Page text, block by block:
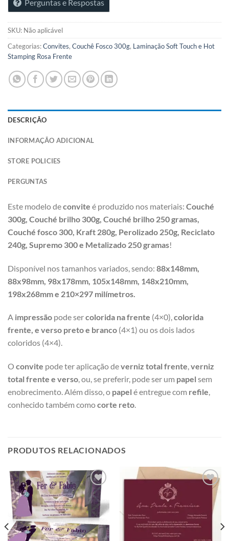
Perguntas e Respostas
SKU: Não aplicável
Categorias:Convites, Couchê Fosco 300g, Laminação Soft Touch e Hot
Stamping Rosa Frente
DESCRIÇÃO
INFORMAÇÃO ADICIONAL
STORE POLICIES
PERGUNTAS
Este modelo deconvite é produzido nos materiais: Couché
300g, Couché brilho 300g, Couché brilho 250 gramas,
Couché fosco 300, Kraft 280g, Perolizado 250g, Reciclato
240g, Supremo 300 e Metalizado 250 gramas!
Disponível nos tamanhos variados, sendo: 88x148mm,
88x98mm, 98x178mm, 105x148mm, 148x210mm,
198x268mm e 210×297 milímetros.
A impressão pode sercolorida na frente (4×0),colorida
frente, e verso preto e branco (4×1) ou os dois lados
coloridos (4×4).
O convite pode ter aplicação deverniz total frente,verniz
total frente e verso, ou, se preferir, pode ser um papel sem
enobrecimento. Além disso, o papel é entregue com refile,
conhecido também comocorte reto.
PRODUTOS RELACIONADOS
Add to
wishlist
Add to
wishlist